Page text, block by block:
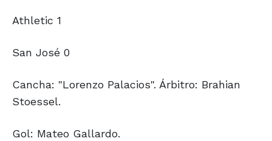
Athletic 1
San José 0
Cancha: "Lorenzo Palacios". Árbitro: Brahian
Stoessel.
Gol: Mateo Gallardo.